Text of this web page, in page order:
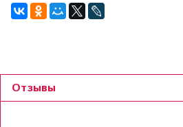
Отзывы